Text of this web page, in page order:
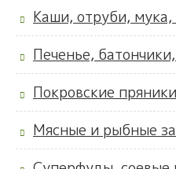
Каши, отруби, мука,
Печенье,
Покровские пряники
Мясные и рыбные